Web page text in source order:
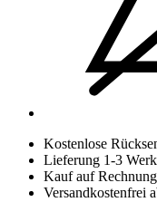
Kostenlose
Lieferung 1-3
Kauf auf Rechnung
Versandkostenfrei